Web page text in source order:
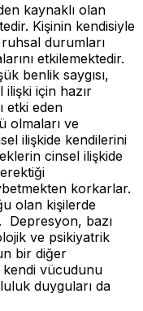
kaynaklı olan
Kişinin kendisiyle
durumları
etkilemektedir.
benlik saygısı,
ilişki için hazır
etki eden
olmaları ve
ilişkide kendilerini
cinsel ilişkide
korkarlar.
olan kişilerde
Depresyon, bazı
ve psikiyatrik
bir diğer
vücudunu
duyguları da